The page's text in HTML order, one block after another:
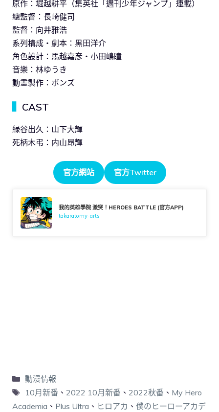
原作：堀越耕平（集英社「週刊少年ジャンプ」連載）
總監督：長崎健司
監督：向井雅浩
系列構成・劇本：黒田洋介
角色設計：馬越嘉彦・小田嶋瞳
音樂：林ゆうき
動畫製作：ボンズ
CAST
緑谷出久：山下大輝
死柄木弔：内山昂輝
官方網站 官方Twitter
我的英雄學院 激突！HEROES BATTLE (官方APP)
takaratomy-arts
動漫情報
10月新番 、 2022 10月新番 、 2022秋番 、 My Hero
Academia 、 Plus Ultra 、 ヒロアカ 、 僕のヒーローアカデ